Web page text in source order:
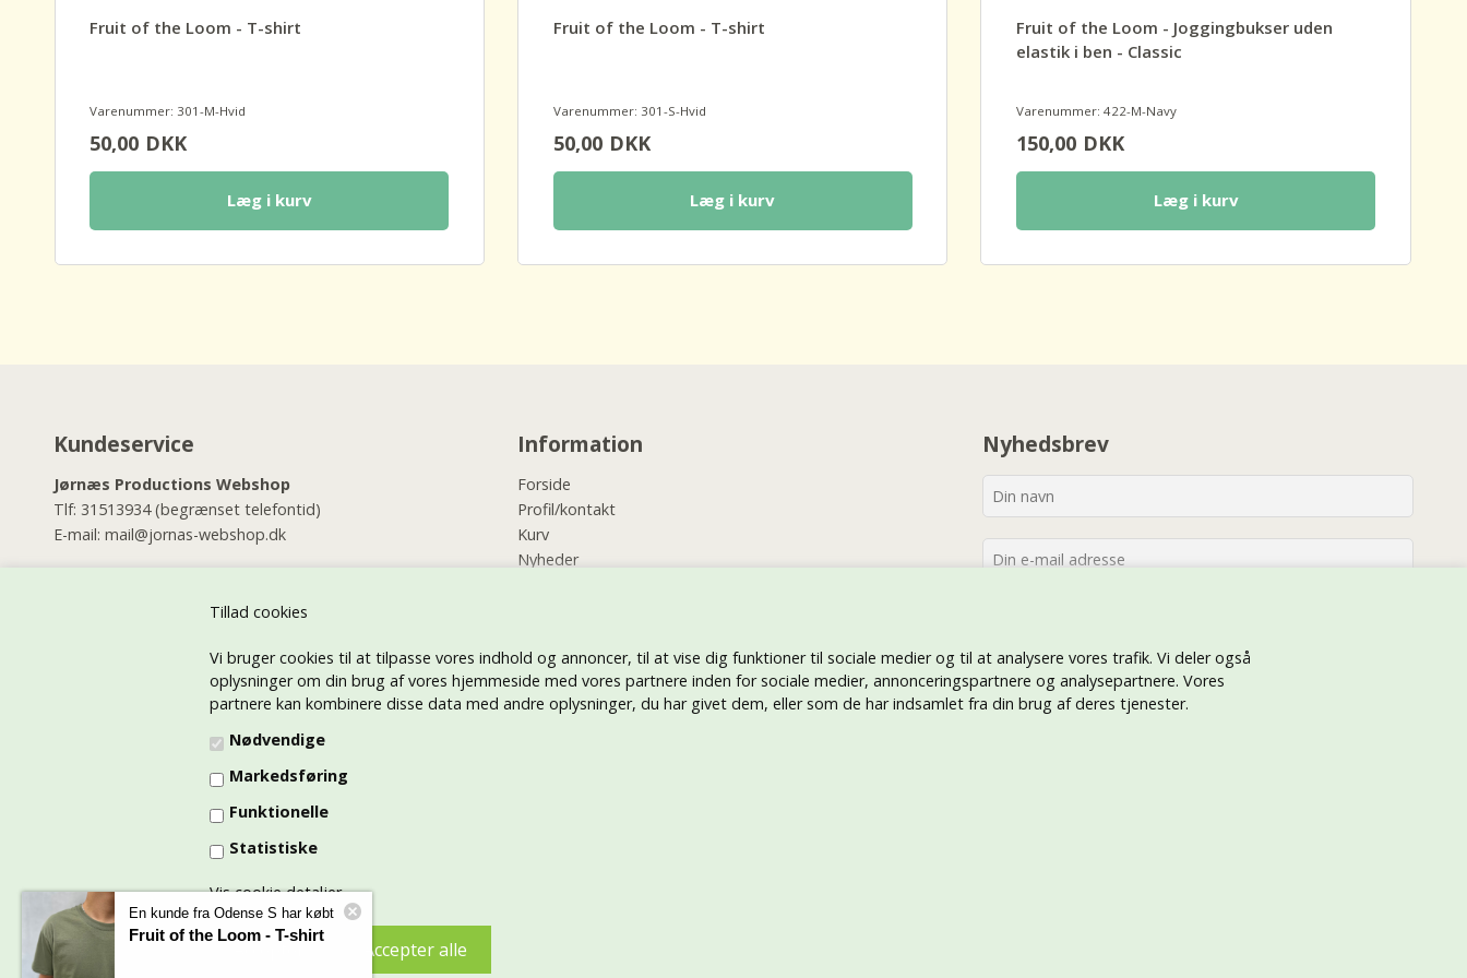
Tillad cookies
Vi bruger cookies til at tilpasse vores indhold og annoncer, til at vise dig funktioner til sociale medier og til at analysere vores trafik. Vi deler også
oplysninger om din brug af vores hjemmeside med vores partnere inden for sociale medier, annonceringspartnere og analysepartnere. Vores
partnere kan kombinere disse data med andre oplysninger, du har givet dem, eller som de har indsamlet fra din brug af deres tjenester.
Nødvendige
Markedsføring
Funktionelle
Statistiske
Vis cookie detaljer
Fruit of the Loom - T-shirt
Varenummer: 301-M-Hvid
50,00DKK
Læg i kurv
Fruit of the Loom - T-shirt
Varenummer: 301-S-Hvid
50,00DKK
Læg i kurv
Fruit of the Loom - Joggingbukser uden
elastik i ben - Classic
Varenummer: 422-M-Navy
150,00DKK
Læg i kurv
Kundeservice
Jørnæs Productions Webshop
Tlf: 31513934(begrænset telefontid)
E-mail: mail@jornas-webshop.dk
(alle dage i dagtimerne)
jornas@jornas.dk
Jørnæs Productions Tryk på tøj afdelingen
Information
Forside
Profil/kontakt
Kurv
Nyheder
Hjælp
Tryk på tøj
Betal
Nyhedsbrev
En kunde fra Odense S har købt
Fruit of the Loom - T-shirt